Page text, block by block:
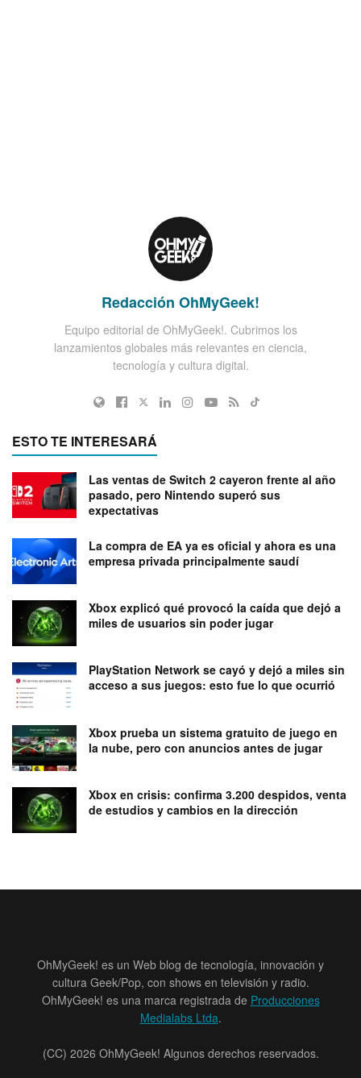
Redacción OhMyGeek!
Equipo editorial de OhMyGeek!. Cubrimos los
lanzamientos globales más relevantes en ciencia,
tecnología y cultura digital.
ESTO TE INTERESARÁ
Las ventas de Switch 2 cayeron frente al año
pasado, pero Nintendo superó sus
expectativas
La compra de EA ya es oficial y ahora es una
empresa privada principalmente saudí
Xbox explicó qué provocó la caída que dejó a
miles de usuarios sin poder jugar
PlayStation Network se cayó y dejó a miles sin
acceso a sus juegos: esto fue lo que ocurrió
Xbox prueba un sistema gratuito de juego en
la nube, pero con anuncios antes de jugar
Xbox en crisis: confirma 3.200 despidos, venta
de estudios y cambios en la dirección
OhMyGeek! es un Web blog de tecnología, innovación y
cultura Geek/Pop, con shows en televisión y radio.
OhMyGeek! es una marca registrada de Producciones
Medialabs Ltda.
(CC) 2026 OhMyGeek! Algunos derechos reservados.